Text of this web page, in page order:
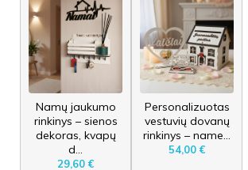
Namų jaukumo
rinkinys – sienos
dekoras, kvapų
d...
29,60 €
Personalizuotas
vestuvių dovanų
rinkinys – name...
54,00 €